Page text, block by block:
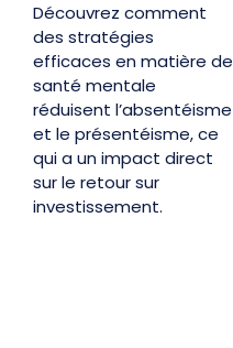
Découvrez comment
des stratégies
efficaces en matière de
santé mentale
réduisent l’absentéisme
et le présentéisme, ce
qui a un impact direct
sur le retour sur
investissement.